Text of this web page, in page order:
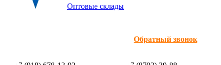
Оптовые склады
Обратный звонок